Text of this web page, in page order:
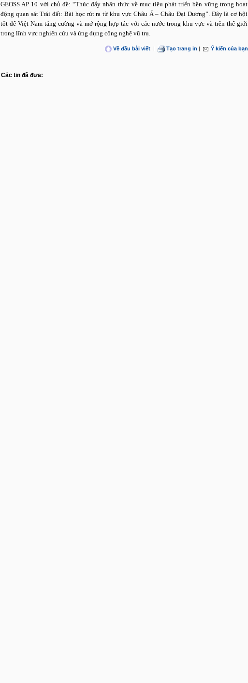
GEOSS AP 10 với chủ đề: “Thúc đẩy nhận thức về mục tiêu phát triển bền vững trong hoạt
động quan sát Trái đất: Bài học rút ra từ khu vực Châu Á – Châu Đại Dương”. Đây là cơ hội
tốt để Việt Nam tăng cường và mở rộng hợp tác với các nước trong khu vực và trên thế giới
trong lĩnh vực nghiên cứu và ứng dụng công nghệ vũ trụ.
Về đầu bài viết | Tạo trang in | Ý kiến của bạn
Các tin đã đưa: